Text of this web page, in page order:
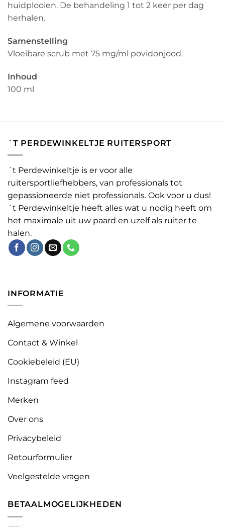
huidplooien. De behandeling 1 tot 2 keer per dag
herhalen.
Samenstelling
Vloeibare scrub met 75 mg/ml povidonjood.
Inhoud
100 ml
´T PERDEWINKELTJE RUITERSPORT
´t Perdewinkeltje is er voor alle
ruitersportliefhebbers, van professionals tot
gepassioneerde niet professionals. Ook voor u dus!
´t Perdewinkeltje heeft alles wat u nodig heeft om
het maximale uit uw paard en uzelf als ruiter te
halen.
INFORMATIE
Algemene voorwaarden
Contact & Winkel
Cookiebeleid (EU)
Instagram feed
Merken
Over ons
Privacybeleid
Retourformulier
Veelgestelde vragen
BETAALMOGELIJKHEDEN